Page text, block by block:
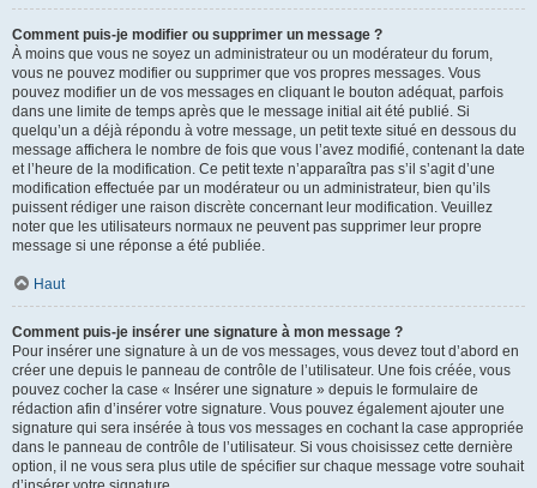
Comment puis-je modifier ou supprimer un message ?
À moins que vous ne soyez un administrateur ou un modérateur du forum,
vous ne pouvez modifier ou supprimer que vos propres messages. Vous
pouvez modifier un de vos messages en cliquant le bouton adéquat, parfois
dans une limite de temps après que le message initial ait été publié. Si
quelqu’un a déjà répondu à votre message, un petit texte situé en dessous du
message affichera le nombre de fois que vous l’avez modifié, contenant la date
et l’heure de la modification. Ce petit texte n’apparaîtra pas s’il s’agit d’une
modification effectuée par un modérateur ou un administrateur, bien qu’ils
puissent rédiger une raison discrète concernant leur modification. Veuillez
noter que les utilisateurs normaux ne peuvent pas supprimer leur propre
message si une réponse a été publiée.
Haut
Comment puis-je insérer une signature à mon message ?
Pour insérer une signature à un de vos messages, vous devez tout d’abord en
créer une depuis le panneau de contrôle de l’utilisateur. Une fois créée, vous
pouvez cocher la case « Insérer une signature » depuis le formulaire de
rédaction afin d’insérer votre signature. Vous pouvez également ajouter une
signature qui sera insérée à tous vos messages en cochant la case appropriée
dans le panneau de contrôle de l’utilisateur. Si vous choisissez cette dernière
option, il ne vous sera plus utile de spécifier sur chaque message votre souhait